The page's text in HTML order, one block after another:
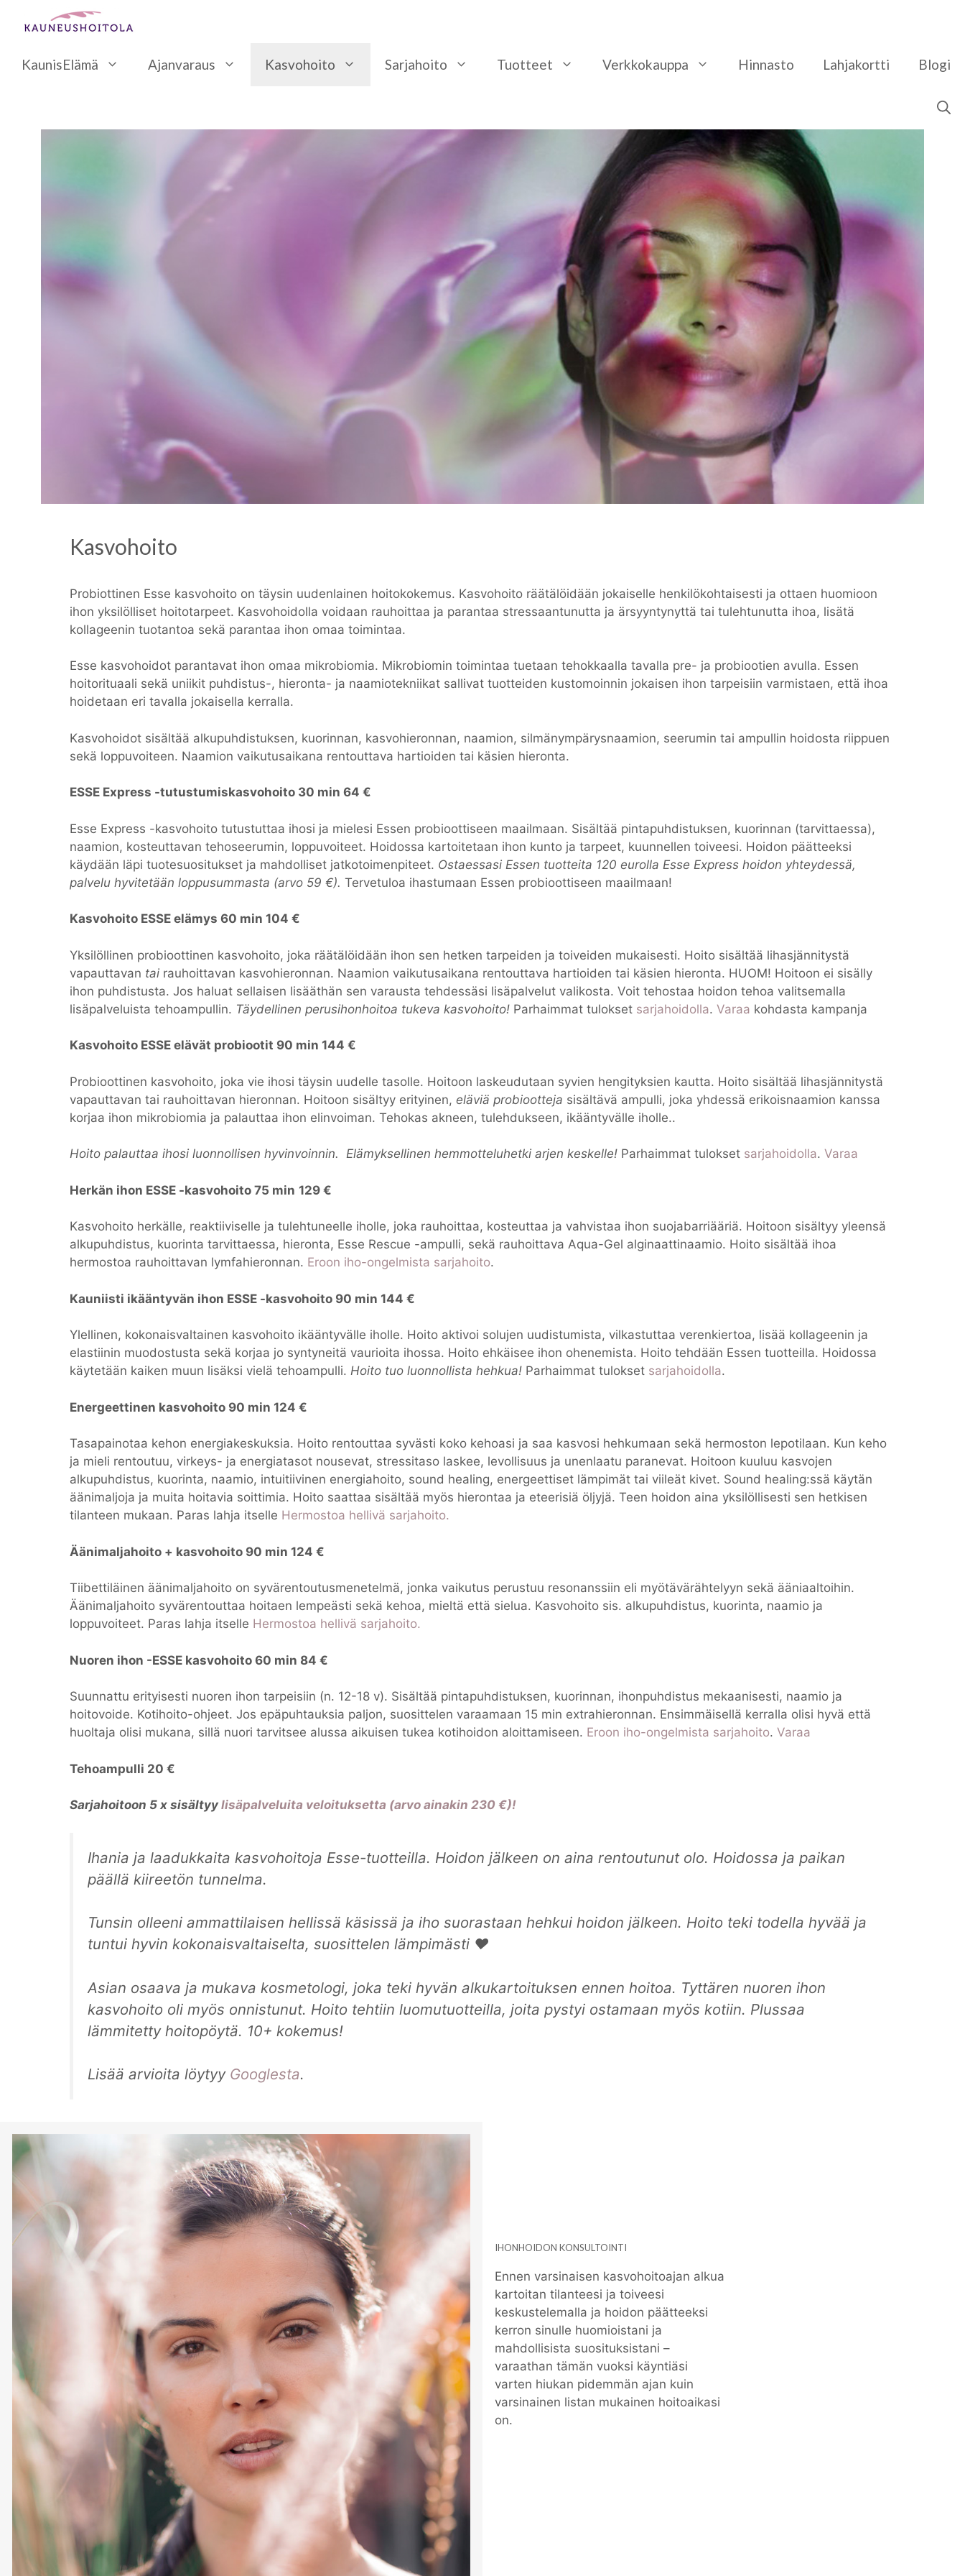
sisältöön
KaunisElämä Ajanvaraus Kasvohoito Sarjahoito Tuotteet Verkkokauppa Hinnasto ​Lahjakortti Blogi
Kasvohoito
Probiottinen Esse kasvohoito on täysin uudenlainen hoitokokemus. Kasvohoito räätälöidään jokaiselle henkilökohtaisesti ja ottaen huomioon
ihon yksilölliset hoitotarpeet. Kasvohoidolla voidaan rauhoittaa ja parantaa stressaantunutta ja ärsyyntynyttä tai tulehtunutta ihoa, lisätä
kollageenin tuotantoa sekä parantaa ihon omaa toimintaa.
Esse kasvohoidot parantavat ihon omaa mikrobiomia. Mikrobiomin toimintaa tuetaan tehokkaalla tavalla pre- ja probiootien avulla. Essen
hoitorituaali sekä uniikit puhdistus-, hieronta- ja naamiotekniikat sallivat tuotteiden kustomoinnin jokaisen ihon tarpeisiin varmistaen, että ihoa
hoidetaan eri tavalla jokaisella kerralla.
Kasvohoidot sisältää alkupuhdistuksen, kuorinnan, kasvohieronnan, naamion, silmänympärysnaamion, seerumin tai ampullin hoidosta riippuen
sekä loppuvoiteen. Naamion vaikutusaikana rentouttava hartioiden tai käsien hieronta.
ESSE Express -tutustumiskasvohoito 30 min 64 €
Esse Express -kasvohoito tutustuttaa ihosi ja mielesi Essen probioottiseen maailmaan. Sisältää pintapuhdistuksen, kuorinnan (tarvittaessa),
naamion, kosteuttavan tehoseerumin, loppuvoiteet. Hoidossa kartoitetaan ihon kunto ja tarpeet, kuunnellen toiveesi. Hoidon päätteeksi
käydään läpi tuotesuositukset ja mahdolliset jatkotoimenpiteet. Ostaessasi Essen tuotteita 120 eurolla Esse Express hoidon yhteydessä,
palvelu hyvitetään loppusummasta (arvo 59 €). Tervetuloa ihastumaan Essen probioottiseen maailmaan!
Kasvohoito ESSE elämys 60 min 104 €
Yksilöllinen probioottinen kasvohoito, joka räätälöidään ihon sen hetken tarpeiden ja toiveiden mukaisesti. Hoito sisältää lihasjännitystä
vapauttavan tai rauhoittavan kasvohieronnan. Naamion vaikutusaikana rentouttava hartioiden tai käsien hieronta. HUOM! Hoitoon ei sisälly
ihon puhdistusta. Jos haluat sellaisen lisääthän sen varausta tehdessäsi lisäpalvelut valikosta. Voit tehostaa hoidon tehoa valitsemalla
lisäpalveluista tehoampullin. Täydellinen perusihonhoitoa tukeva kasvohoito! Parhaimmat tulokset sarjahoidolla. Varaa kohdasta kampanja
Kasvohoito ESSE elävät probiootit 90 min 144 €
Probioottinen kasvohoito, joka vie ihosi täysin uudelle tasolle. Hoitoon laskeudutaan syvien hengityksien kautta. Hoito sisältää lihasjännitystä
vapauttavan tai rauhoittavan hieronnan. Hoitoon sisältyy erityinen, eläviä probiootteja sisältävä ampulli, joka yhdessä erikoisnaamion kanssa
korjaa ihon mikrobiomia ja palauttaa ihon elinvoiman. Tehokas akneen, tulehdukseen, ikääntyvälle iholle..
Hoito palauttaa ihosi luonnollisen hyvinvoinnin. Elämyksellinen hemmotteluhetki arjen keskelle! Parhaimmat tulokset sarjahoidolla. Varaa
Herkän ihon ESSE -kasvohoito 75 min 129 €
Kasvohoito herkälle, reaktiiviselle ja tulehtuneelle iholle, joka rauhoittaa, kosteuttaa ja vahvistaa ihon suojabarriääriä. Hoitoon sisältyy yleensä
alkupuhdistus, kuorinta tarvittaessa, hieronta, Esse Rescue -ampulli, sekä rauhoittava Aqua-Gel alginaattinaamio. Hoito sisältää ihoa
hermostoa rauhoittavan lymfahieronnan. Eroon iho-ongelmista sarjahoito.
Kauniisti ikääntyvän ihon ESSE -kasvohoito 90 min 144 €
Ylellinen, kokonaisvaltainen kasvohoito ikääntyvälle iholle. Hoito aktivoi solujen uudistumista, vilkastuttaa verenkiertoa, lisää kollageenin ja
elastiinin muodostusta sekä korjaa jo syntyneitä vaurioita ihossa. Hoito ehkäisee ihon ohenemista. Hoito tehdään Essen tuotteilla. Hoidossa
käytetään kaiken muun lisäksi vielä tehoampulli. Hoito tuo luonnollista hehkua! Parhaimmat tulokset sarjahoidolla.
Energeettinen kasvohoito 90 min 124 €
Tasapainotaa kehon energiakeskuksia. Hoito rentouttaa syvästi koko kehoasi ja saa kasvosi hehkumaan sekä hermoston lepotilaan. Kun keho
ja mieli rentoutuu, virkeys- ja energiatasot nousevat, stressitaso laskee, levollisuus ja unenlaatu paranevat. Hoitoon kuuluu kasvojen
alkupuhdistus, kuorinta, naamio, intuitiivinen energiahoito, sound healing, energeettiset lämpimät tai viileät kivet. Sound healing:ssä käytän
äänimaljoja ja muita hoitavia soittimia. Hoito saattaa sisältää myös hierontaa ja eteerisiä öljyjä. Teen hoidon aina yksilöllisesti sen hetkisen
tilanteen mukaan. Paras lahja itselle Hermostoa hellivä sarjahoito.
Äänimaljahoito + kasvohoito 90 min 124 €
Tiibettiläinen äänimaljahoito on syvärentoutusmenetelmä, jonka vaikutus perustuu resonanssiin eli myötävärähtelyyn sekä ääniaaltoihin.
Äänimaljahoito syvärentouttaa hoitaen lempeästi sekä kehoa, mieltä että sielua. Kasvohoito sis. alkupuhdistus, kuorinta, naamio ja
loppuvoiteet. Paras lahja itselle Hermostoa hellivä sarjahoito.
Nuoren ihon -ESSE kasvohoito 60 min 84 €
Suunnattu erityisesti nuoren ihon tarpeisiin (n. 12-18 v). Sisältää pintapuhdistuksen, kuorinnan, ihonpuhdistus mekaanisesti, naamio ja
hoitovoide. Kotihoito-ohjeet. Jos epäpuhtauksia paljon, suosittelen varaamaan 15 min extrahieronnan. Ensimmäisellä kerralla olisi hyvä että
huoltaja olisi mukana, sillä nuori tarvitsee alussa aikuisen tukea kotihoidon aloittamiseen. Eroon iho-ongelmista sarjahoito. Varaa
Tehoampulli 20 €
Sarjahoitoon 5 x sisältyy lisäpalveluita veloituksetta (arvo ainakin 230 €)!
Ihania ja laadukkaita kasvohoitoja Esse-tuotteilla. Hoidon jälkeen on aina rentoutunut olo. Hoidossa ja paikan
päällä kiireetön tunnelma.
Tunsin olleeni ammattilaisen hellissä käsissä ja iho suorastaan hehkui hoidon jälkeen. Hoito teki todella hyvää ja
tuntui hyvin kokonaisvaltaiselta, suosittelen lämpimästi ♥
Asian osaava ja mukava kosmetologi, joka teki hyvän alkukartoituksen ennen hoitoa. Tyttären nuoren ihon
kasvohoito oli myös onnistunut. Hoito tehtiin luomutuotteilla, joita pystyi ostamaan myös kotiin. Plussaa
lämmitetty hoitopöytä. 10+ kokemus!
Lisää arvioita löytyy Googlesta.
IHONHOIDON KONSULTOINTI
Ennen varsinaisen kasvohoitoajan alkua
kartoitan tilanteesi ja toiveesi
keskustelemalla ja hoidon päätteeksi
kerron sinulle huomioistani ja
mahdollisista suosituksistani –
varaathan tämän vuoksi käyntiäsi
varten hiukan pidemmän ajan kuin
varsinainen listan mukainen hoitoaikasi
on​.